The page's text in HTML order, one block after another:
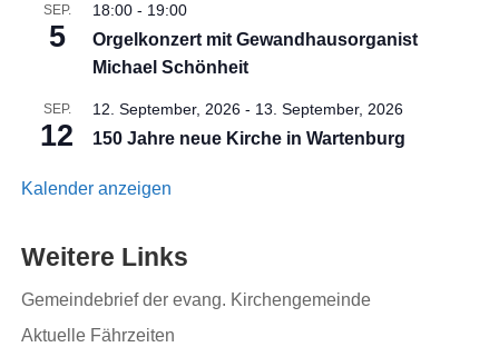
SEP.
5
18:00 - 19:00
Orgelkonzert mit Gewandhausorganist
Michael Schönheit
SEP.
12
12. September, 2026 - 13. September, 2026
150 Jahre neue Kirche in Wartenburg
Kalender anzeigen
Weitere Links
Gemeindebrief der evang. Kirchengemeinde
Aktuelle Fährzeiten